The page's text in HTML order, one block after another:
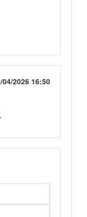
04/2026 16:50